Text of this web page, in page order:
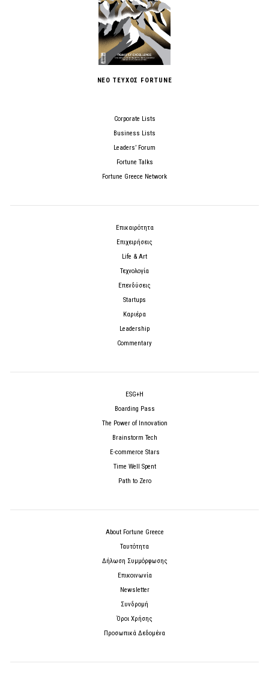
ΝΕΟ ΤΕΥΧΟΣ FORTUNE
Corporate Lists
Business Lists
Leaders’ Forum
Fortune Talks
Fortune Greece Network
Επικαιρότητα
Επιχειρήσεις
Life & Art
Τεχνολογία
Επενδύσεις
Startups
Καριέρα
Leadership
Commentary
ESG+H
Boarding Pass
The Power of Innovation
Brainstorm Tech
E-commerce Stars
Time Well Spent
Path to Zero
About Fortune Greece
Ταυτότητα
Δήλωση Συμμόρφωσης
Επικοινωνία
Newsletter
Συνδρομή
Όροι Χρήσης
Προσωπικά Δεδομένα